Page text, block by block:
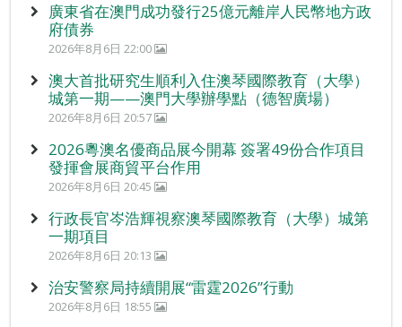
廣東省在澳門成功發行25億元離岸人民幣地方政
府債券
2026年8月6日 22:00
澳大首批研究生順利入住澳琴國際教育（大學）
城第一期——澳門大學辦學點（德智廣場）
2026年8月6日 20:57
2026粵澳名優商品展今開幕 簽署49份合作項目
發揮會展商貿平台作用
2026年8月6日 20:45
行政長官岑浩輝視察澳琴國際教育（大學）城第
一期項目
2026年8月6日 20:13
治安警察局持續開展“雷霆2026”行動
2026年8月6日 18:55